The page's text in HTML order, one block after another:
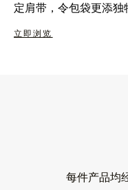
定肩带，令包袋更添独
立即浏览
每件产品均